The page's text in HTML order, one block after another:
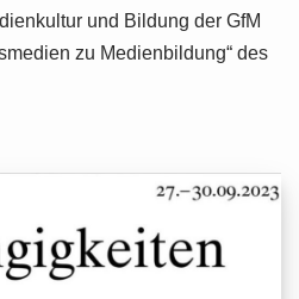
und Bildung der GfM
zu Medienbildung“ des